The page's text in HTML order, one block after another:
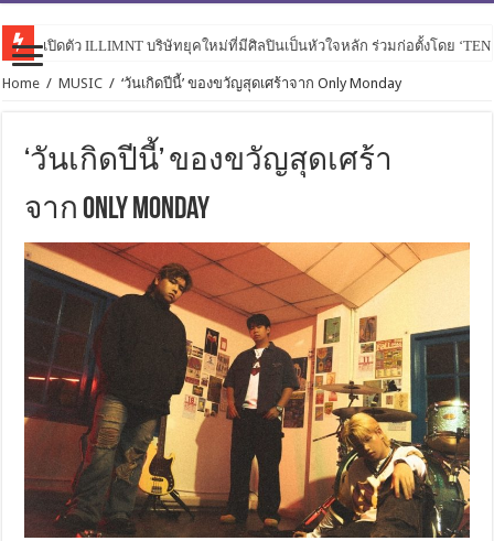
เปิดตัว ILLIMNT บริษัทยุคใหม่ที่มีศิลปินเป็นหัวใจหลัก ร่วมก่อตั้งโดย
Home / MUSIC / ‘วันเกิดปีนี้’ ของขวัญสุดเศร้าจาก Only Monday
‘วันเกิดปีนี้’ ของขวัญสุดเศร้า
จาก Only Monday